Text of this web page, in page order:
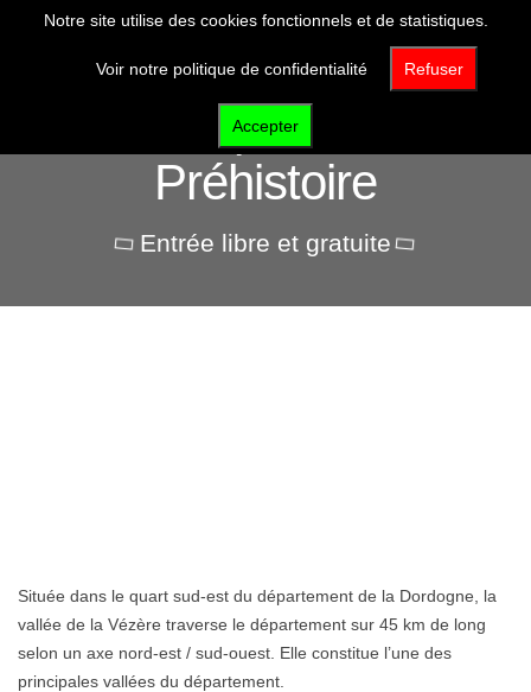
Pôle d'interprétation de la
Préhistoire
Entrée libre et gratuite
Située dans le quart sud-est du département de la Dordogne, la
vallée de la Vézère traverse le département sur 45 km de long
selon un axe nord-est / sud-ouest. Elle constitue l’une des
principales vallées du département.
Notre site utilise des cookies fonctionnels et de statistiques.
Voir notre politique de confidentialité Refuser
Accepter